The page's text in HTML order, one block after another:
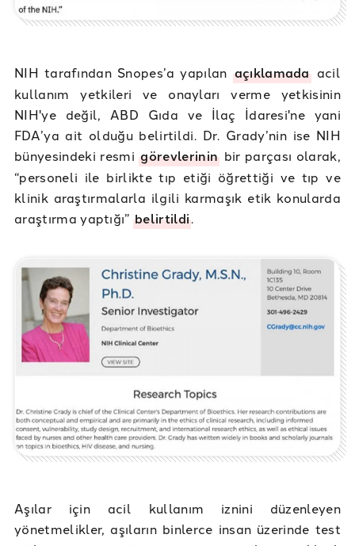
NIH tarafından Snopes’a yapılan açıklamadaacil
kullanım yetkileri ve onayları verme yetkisinin
NIH'ye değil, ABD Gıda ve İlaç İdaresi'ne yani
FDA’ya ait olduğu belirtildi. Dr. Grady’nin ise NIH
bünyesindeki resmigörevlerinin bir parçası olarak,
“personeli ile birlikte tıp etiği öğrettiği ve tıp ve
klinik araştırmalarla ilgili karmaşık etik konularda
araştırma yaptığı”belirtildi.
Aşılar için acil kullanım iznini düzenleyen
yönetmelikler, aşıların binlerce insan üzerinde test